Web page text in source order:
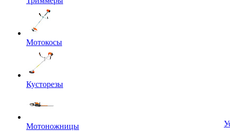
Мотокосы
Кусторезы
Мотоножницы